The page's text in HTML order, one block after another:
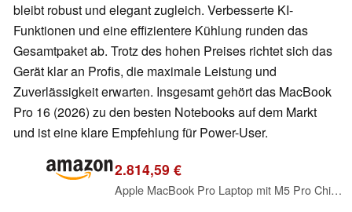
bleibt robust und elegant zugleich. Verbesserte KI-
Funktionen und eine effizientere Kühlung runden das
Gesamtpaket ab. Trotz des hohen Preises richtet sich das
Gerät klar an Profis, die maximale Leistung und
Zuverlässigkeit erwarten. Insgesamt gehört das MacBook
Pro 16 (2026) zu den besten Notebooks auf dem Markt
und ist eine klare Empfehlung für Power-User.
2.814,59 €
Apple MacBook Pro Laptop mit M5 Pro Chip mit 18-Core CPU und 20-Core GPU: Entwickelt für KI, 16,2" Liquid Retina XDR Display, 24 GB gemeinsamer Arbeitsspeicher, 1 TB SSD, WLAN 7; Space Schwarz